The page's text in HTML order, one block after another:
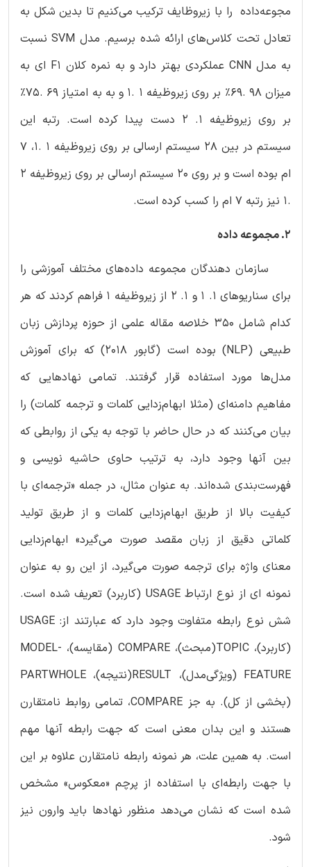
مجوعه‌داده‌ را با زیروظایف ترکیب می‌کنیم تا بدین شکل به
تعادل تحت کلاس‌های ارائه شده برسیم. مدل SVM نسبت
به مدل CNN عملکردی بهتر دارد و به نمره کلان F1 ای به
میزان 98 .69% بر روی زیروظیفه 1 .1 و به به امتیاز 69 .75%
بر روی زیروظیفه 1. 2 دست پیدا کرده است. رتبه این
سیستم در بین 28 سیستم ارسالی بر روی زیروظیفه 1 .1، 7
ام بوده است و بر روی 20 سیستم ارسالی بر روی زیروظیفه 2
.1 نیز رتبه 7 ام را کسب کرده است.
2. مجموعه داده
سازمان دهندگان مجموعه داده‌های مختلف آموزشی را
برای سناریوهای 1. 1 و 1. 2 از زیروظیفه 1 فراهم کردند که هر
کدام شامل 350 خلاصه مقاله علمی از حوزه پردازش زبان
طبیعی (NLP) بوده است (گابور 2018) که برای آموزش
مدل‌ها مورد استفاده قرار گرفتند. تمامی نهادهایی که
مفاهیم دامنه‌ای (مثلا ابهام‌زدایی کلمات و ترجمه کلمات) را
بیان می‌کنند که در حال حاضر با توجه به یکی از روابطی که
بین آنها وجود دارد، به ترتیب حاوی حاشیه نویسی و
فهرست‌بندی شده‌اند. به عنوان مثال، در جمله «ترجمه‌ای با
کیفیت بالا از طریق ابهام‌زدایی کلمات و از طریق تولید
کلماتی دقیق از زبان مقصد صورت می‌گیرد» ابهام‌زدایی
معنای واژه برای ترجمه صورت می‌گیرد، از این رو به عنوان
نمونه ای از نوع ارتباط USAGE (کاربرد) تعریف شده است.
شش نوع رابطه متفاوت وجود دارد که عبارتند از: USAGE
(کاربرد)، TOPIC(مبحث)، COMPARE (مقایسه)، MODEL-
FEATURE (ویژگی‌مدل)، RESULT(نتیجه)، PARTWHOLE
(بخشی از کل). به جز COMPARE، تمامی روابط نامتقارن
هستند و این بدان معنی است که جهت رابطه آنها مهم
است. به همین علت، هر نمونه رابطه نامتقارن علاوه بر این
با جهت رابطه‌ای با استفاده از پرچم «معکوس» مشخص
شده است که نشان می‌دهد منظور نهادها باید وارون نیز
شود.